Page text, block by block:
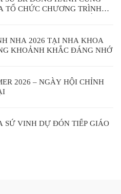
TỔ CHỨC CHƯƠNG TRÌNH
NHA 2026 TẠI NHA KHOA
KHOẢNH KHẮC ĐÁNG NHỚ
2026 – NGÀY HỘI CHỈNH
SỨ VINH DỰ ĐÓN TIẾP GIÁO